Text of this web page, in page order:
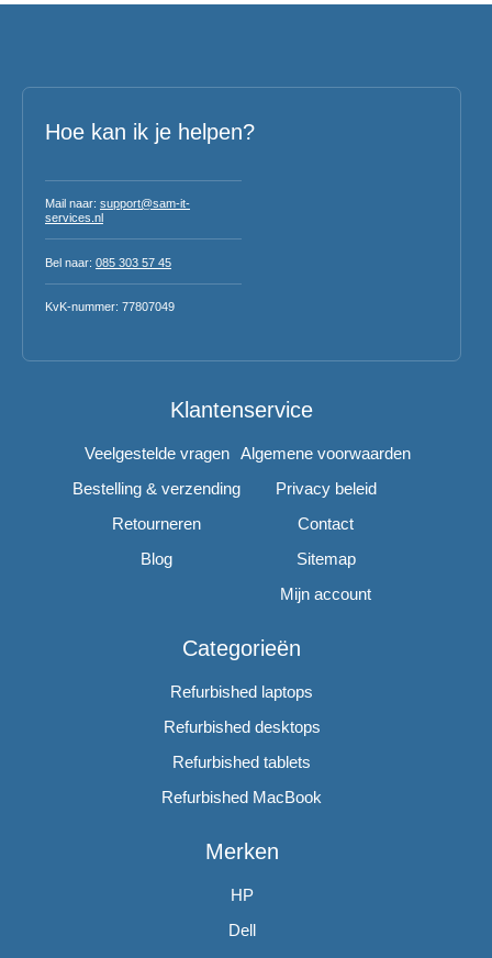
Hoe kan ik je helpen?
Mail naar: support@sam-it-
services.nl
Bel naar: 085 303 57 45
KvK-nummer: 77807049
Klantenservice
Veelgestelde vragen
Bestelling & verzending
Retourneren
Blog
Algemene voorwaarden
Privacy beleid
Contact
Sitemap
Mijn account
Categorieën
Refurbished laptops
Refurbished desktops
Refurbished tablets
Refurbished MacBook
Merken
HP
Dell